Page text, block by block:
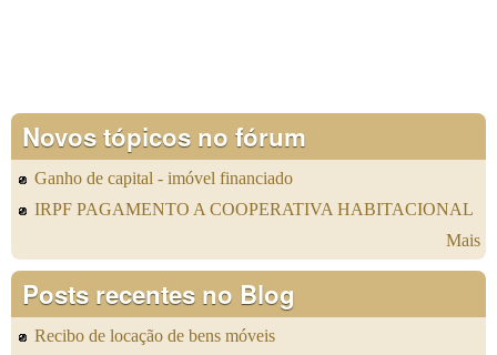
Novos tópicos no fórum
Ganho de capital - imóvel financiado
IRPF PAGAMENTO A COOPERATIVA HABITACIONAL
Mais
Posts recentes no Blog
Recibo de locação de bens móveis